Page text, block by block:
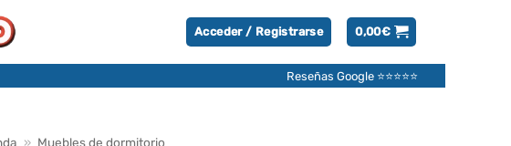
Acceder / Registrarse 0,00€
Reseñas Google ⭐⭐⭐⭐⭐
» Muebles de dormitorio